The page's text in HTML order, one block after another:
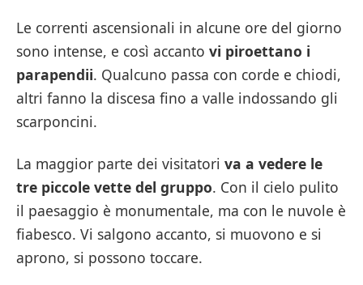
Le correnti ascensionali in alcune ore del giorno
sono intense, e così accanto vi piroettano i
parapendii. Qualcuno passa con corde e chiodi,
altri fanno la discesa fino a valle indossando gli
scarponcini.
La maggior parte dei visitatori va a vedere le
tre piccole vette del gruppo. Con il cielo pulito
il paesaggio è monumentale, ma con le nuvole è
fiabesco. Vi salgono accanto, si muovono e si
aprono, si possono toccare.